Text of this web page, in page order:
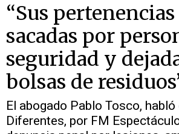
“Sus
sacadas por
seguridad y
bolsas de
El abogado Pablo Tosco,
Diferentes, por FM